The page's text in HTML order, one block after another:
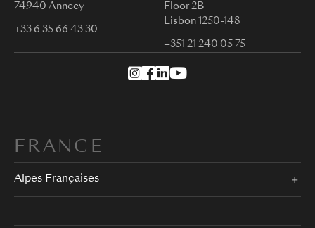
74940 Annecy
+33 6 35 66 43 30
Floor 2B
Lisbon 1250-148
+351 21 240 05 75
FRANCE
Alpes Françaises